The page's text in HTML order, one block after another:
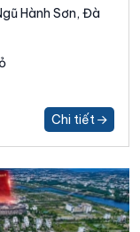
Hành Sơn, Đà
Chi tiết